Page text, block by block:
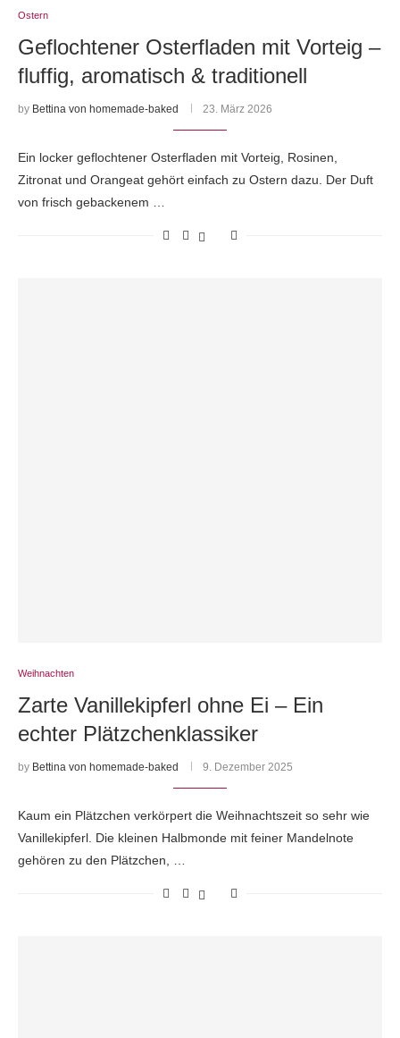
Ostern
Geflochtener Osterfladen mit Vorteig –
fluffig, aromatisch & traditionell
by Bettina von homemade-baked 23. März 2026
Ein locker geflochtener Osterfladen mit Vorteig, Rosinen,
Zitronat und Orangeat gehört einfach zu Ostern dazu. Der Duft
von frisch gebackenem …
Weihnachten
Zarte Vanillekipferl ohne Ei – Ein
echter Plätzchenklassiker
by Bettina von homemade-baked 9. Dezember 2025
Kaum ein Plätzchen verkörpert die Weihnachtszeit so sehr wie
Vanillekipferl. Die kleinen Halbmonde mit feiner Mandelnote
gehören zu den Plätzchen, …